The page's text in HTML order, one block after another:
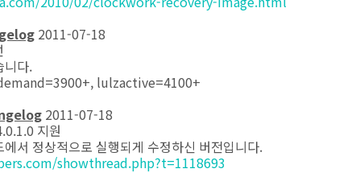
2011-07-18
니다.
lulzactive=4100+
2011-07-18
지원
서 정상적으로 실행되게 수정하신 버전입니다.
showthread.php?t=1118693